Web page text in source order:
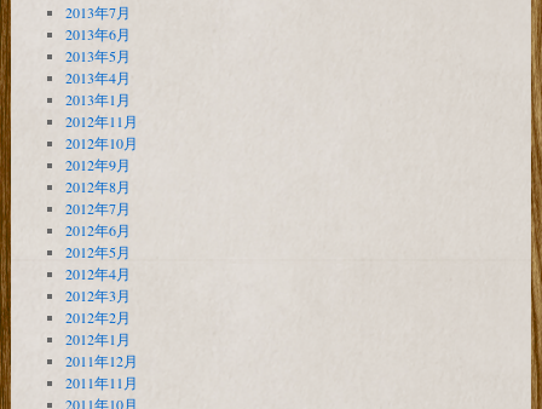
2013年7月
2013年6月
2013年5月
2013年4月
2013年1月
2012年11月
2012年10月
2012年9月
2012年8月
2012年7月
2012年6月
2012年5月
2012年4月
2012年3月
2012年2月
2012年1月
2011年12月
2011年11月
2011年10月